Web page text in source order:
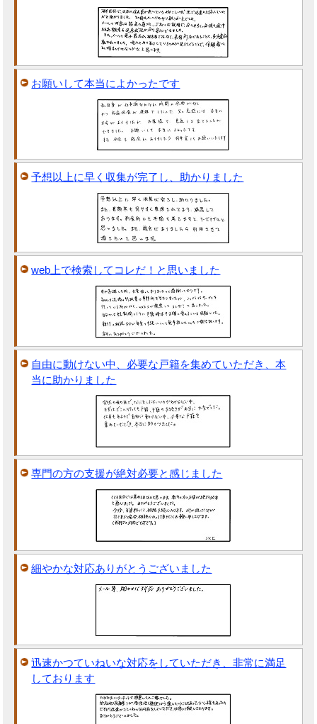
お願いして本当によかったです
予想以上に早く収集が完了し、助かりました
web上で検索してコレだ！と思いました
自由に動けない中、必要な戸籍を集めていただき、本
当に助かりました
専門の方の支援が絶対必要と感じました
細やかな対応ありがとうございました
迅速かつていねいな対応をしていただき、非常に満足
しております